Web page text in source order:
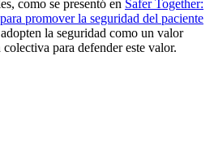
como se presentó en Safer Together:
promover la seguridad del paciente
la seguridad como un valor
para defender este valor.